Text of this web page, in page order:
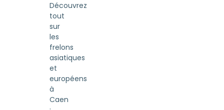
Découvrez
tout
sur
les
frelons
asiatiques
et
européens
à
Caen